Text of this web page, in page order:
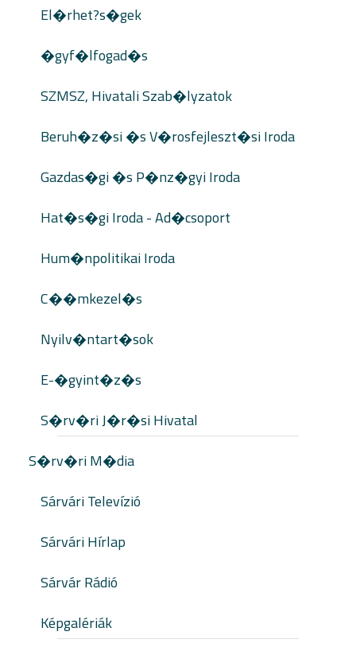
El�rhet?s�gek
�gyf�lfogad�s
SZMSZ, Hivatali Szab�lyzatok
Beruh�z�si �s V�rosfejleszt�si Iroda
Gazdas�gi �s P�nz�gyi Iroda
Hat�s�gi Iroda - Ad�csoport
Hum�npolitikai Iroda
C��mkezel�s
Nyilv�ntart�sok
E-�gyint�z�s
S�rv�ri J�r�si Hivatal
S�rv�ri M�dia
Sárvári Televízió
Sárvári Hírlap
Sárvár Rádió
Képgalériák